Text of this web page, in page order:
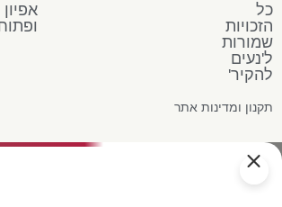
כל
הזכויות
שמורות
ל'נעים
להקיר'
תקנון ומדינות אתר